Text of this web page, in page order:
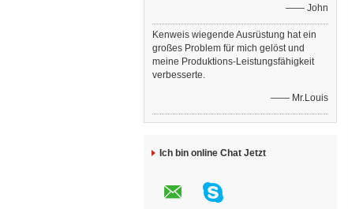
—— John
Kenweis wiegende Ausrüstung hat ein
großes Problem für mich gelöst und
meine Produktions-Leistungsfähigkeit
verbesserte.
—— Mr.Louis
Ich bin online Chat Jetzt